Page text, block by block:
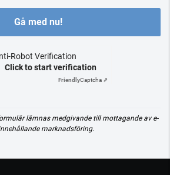
Gå med nu!
Robot Verification
Click to start verification
FriendlyCaptcha ⇗
lämnas medgivande till mottagande av e-
marknadsföring.